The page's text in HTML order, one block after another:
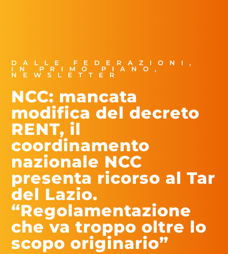
DALLE FEDERAZIONI,
IN PRIMO PIANO,
NEWSLETTER
NCC: mancata
modifica del decreto
RENT, il
coordinamento
nazionale NCC
presenta ricorso al Tar
del Lazio.
“Regolamentazione
che va troppo oltre lo
scopo originario”